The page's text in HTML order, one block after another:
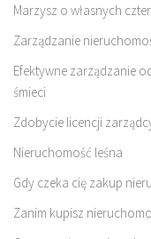
Marzysz o własnych
Zarządzanie
Efektywne zarządzanie
śmieci
Zdobycie licencji
Nieruchomość leśna
Gdy czeka cię zakup
Zanim kupisz